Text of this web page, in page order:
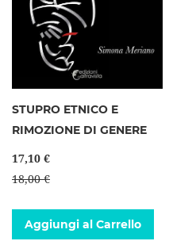
STUPRO ETNICO E
RIMOZIONE DI GENERE
17,10 €
18,00 €
Aggiungi al Carrello